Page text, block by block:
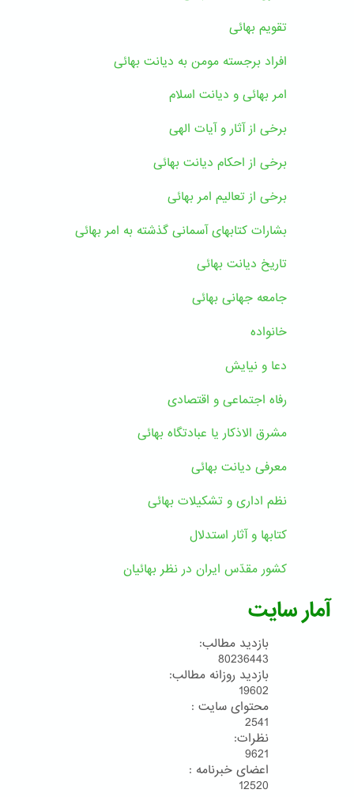
تقویم بهائی
افراد برجسته مومن به دیانت بهائی
امر بهائی و دیانت اسلام
برخی از آثار و آیات الهی
برخی از احکام دیانت بهائی
برخی از تعالیم امر بهائی
بشارات کتابهای آسمانی گذشته به امر بهائی
تاریخ دیانت بهائی
جامعه جهانی بهائی
خانواده
دعا و نیایش
رفاه اجتماعی و اقتصادی
مشرق الاذکار یا عبادتگاه بهائی
معرفی دیانت بهائی
نظم اداری و تشکیلات بهائی
کتابها و آثار استدلال
کشور مقدّس ایران در نظر بهائیان
آمار سایت
بازدید مطالب:
80236443
بازدید روزانه مطالب:
19602
محتوای سایت :
2541
نظرات:
9621
اعضای خبرنامه :
12520